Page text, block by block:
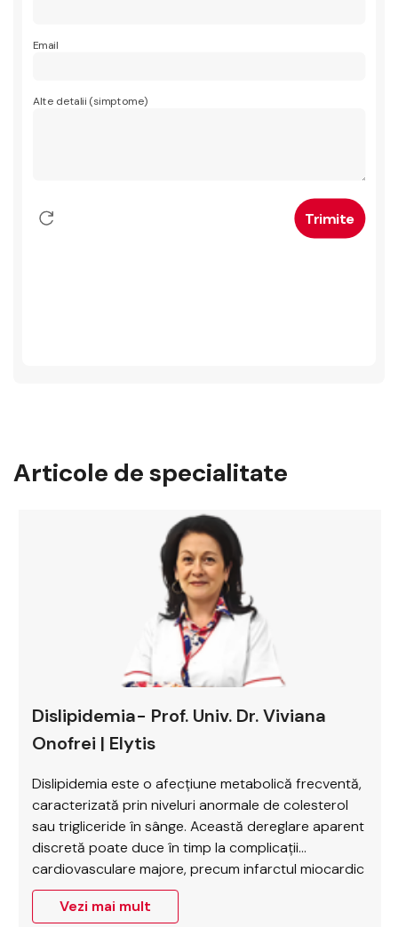
Email
Alte detalii (simptome)
Articole de specialitate
Dislipidemia- Prof. Univ. Dr. Viviana
Onofrei | Elytis
Dislipidemia este o afecțiune metabolică frecventă,
caracterizată prin niveluri anormale de colesterol
sau trigliceride în sânge. Această dereglare aparent
discretă poate duce în timp la complicații
cardiovasculare majore, precum infarctul miocardic
sau accidentul vascular cerebral. Prof. univ. dr.
Viviana Onofrei, medic primar internist și cardiolog,
Vezi mai mult